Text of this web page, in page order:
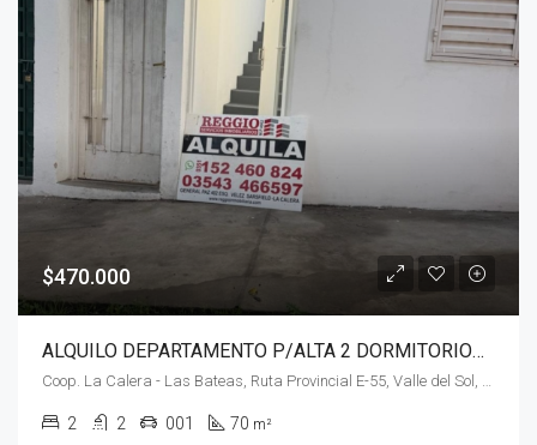
$470.000
ALQUILO DEPARTAMENTO P/ALTA 2 DORMITORIOS – B° VALLE DEL SOL -LA CALERA
2 2 001 70 m²